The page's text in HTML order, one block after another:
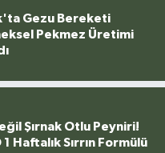
Gezu Bereketi
Pekmez Üretimi
Şırnak Otlu Peyniri!
1 Haftalık Sırrın Formülü